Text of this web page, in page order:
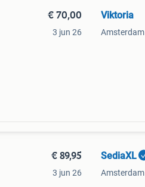
€ 70,00
3 jun 26
Viktoria
Amsterdam
€ 89,95
3 jun 26
SediaXL
Amsterdam